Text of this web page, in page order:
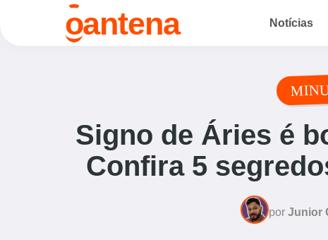
oantena Notícias
Signo de Áries é
Confira 5
por Junior